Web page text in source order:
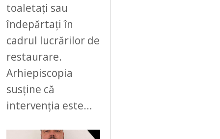
toaletați sau
îndepărtați în
cadrul lucrărilor de
restaurare.
Arhiepiscopia
susține că
intervenția este…